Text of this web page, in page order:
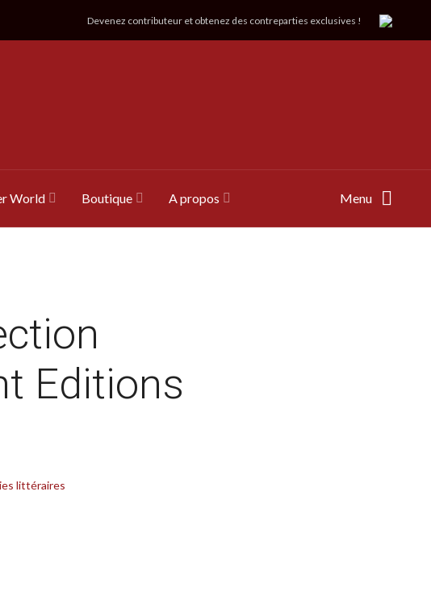
Devenez contributeur et obtenez des contreparties exclusives !
World Boutique A propos Menu
Editions
littéraires